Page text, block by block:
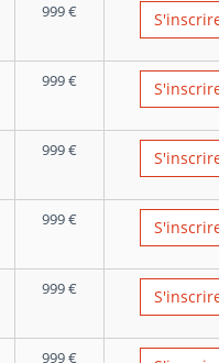
999€
999€
999€
999€
999€
999€